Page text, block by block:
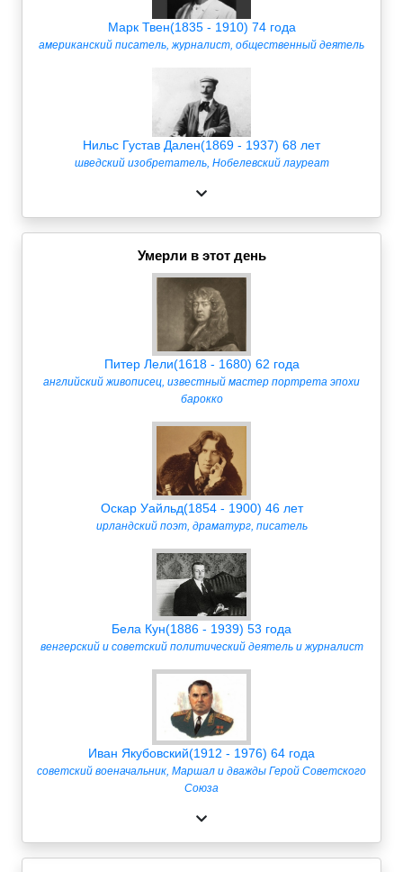
Марк Твен(1835 - 1910) 74 года
американский писатель, журналист, общественный деятель
Нильс Густав Дален(1869 - 1937) 68 лет
шведский изобретатель, Нобелевский лауреат
Умерли в этот день
Питер Лели(1618 - 1680) 62 года
английский живописец, известный мастер портрета эпохи
барокко
Оскар Уайльд(1854 - 1900) 46 лет
ирландский поэт, драматург, писатель
Бела Кун(1886 - 1939) 53 года
венгерский и советский политический деятель и журналист
Иван Якубовский(1912 - 1976) 64 года
советский военачальник, Маршал и дважды Герой Советского
Союза